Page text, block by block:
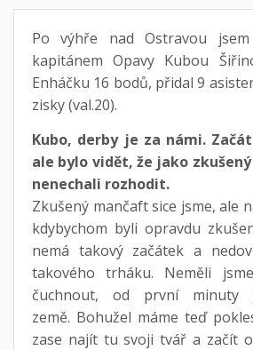
Po výhře nad Ostravou
kapitánem Opavy Kubou
Enháčku 16 bodů, přidal 9
zisky (val.20).
Kubo, derby je za námi.
ale bylo vidět, že jako
nenechali rozhodit.
Zkušený mančaft sice jsme, ale
kdybychom byli opravdu
nemá takový začátek a
takového trháku. Neměli
čuchnout, od první minuty
země. Bohužel máme teď
zase najít tu svoji tvář a začít